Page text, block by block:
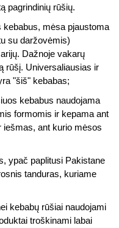
pagrindinių rūšių.
kebabus, mėsa pjaustoma
su daržovėmis)
Dažnoje vakarų
rūšį. Universaliausias ir
"šiš" kebabas;
kebabus naudojama
formomis ir kepama ant
iešmas, ant kurio mėsos
ypač paplitusi Pakistane
tanduras, kuriame
kebabų rūšiai naudojami
troškinami labai